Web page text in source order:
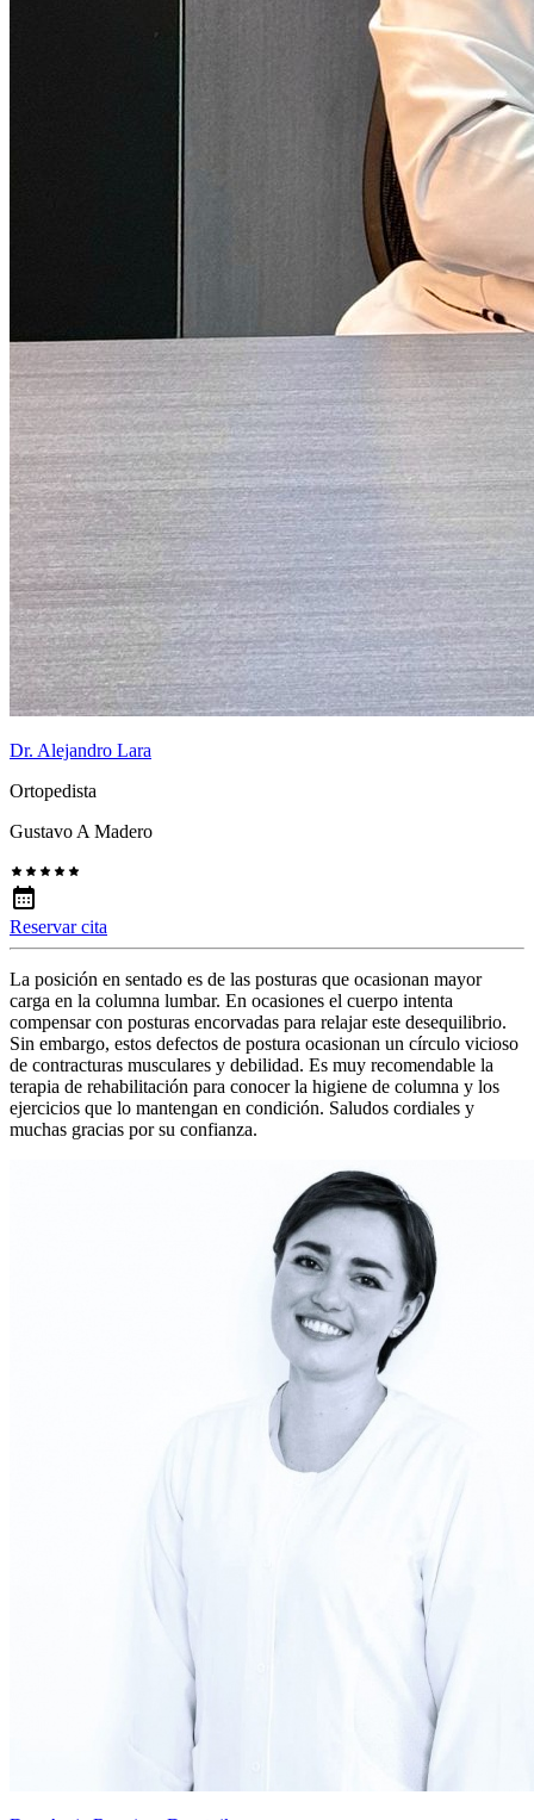
Dr. Alejandro Lara
Ortopedista
Gustavo A Madero
Reservar cita
La posición en sentado es de las posturas que ocasionan mayor
carga en la columna lumbar. En ocasiones el cuerpo intenta
compensar con posturas encorvadas para relajar este desequilibrio.
Sin embargo, estos defectos de postura ocasionan un círculo vicioso
de contracturas musculares y debilidad. Es muy recomendable la
terapia de rehabilitación para conocer la higiene de columna y los
ejercicios que lo mantengan en condición. Saludos cordiales y
muchas gracias por su confianza.